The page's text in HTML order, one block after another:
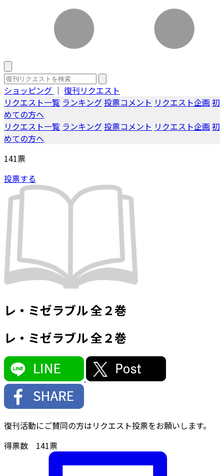
ショッピング ｜ 復刊リクエスト
リクエスト一覧 ランキング投票コメント リクエスト企画 初
めての方へ
リクエスト一覧 ランキング投票コメント リクエスト企画 初
めての方へ
141票
投票する
レ・ミゼラブル 全２巻
レ・ミゼラブル 全２巻
復刊活動にご賛同の方はリクエスト投票をお願いします。
得票数 141票